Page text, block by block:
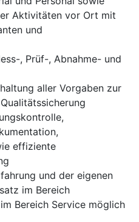
Aktivitäten vor Ort mit
und
, Prüf-, Abnahme- und
aller Vorgaben zur
effiziente
und der eigenen
im Bereich
Bereich Service möglich